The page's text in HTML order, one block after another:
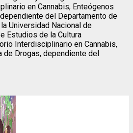
en Cannabis, Enteógenos
del Departamento de
Universidad Nacional de
Estudios de la Cultura
Interdisciplinario en Cannabis,
de Drogas, dependiente del